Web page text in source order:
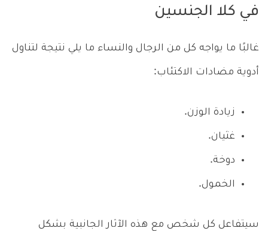
في كلا الجنسين
غالبًا ما يواجه كل من الرجال والنساء ما يلي نتيجة لتناول
أدوية مضادات الاكتئاب:
زيادة الوزن.
غثيان.
دوخة.
الخمول.
سيتفاعل كل شخص مع هذه الآثار الجانبية بشكل